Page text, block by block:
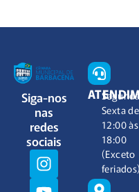
Siga-nos
nas
redes
sociais
Sexta de
12:00 às
18:00
(Exceto
feriados)